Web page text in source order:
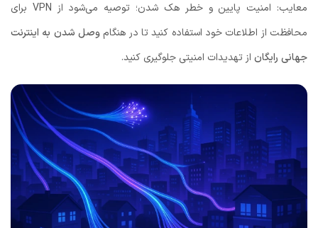
معایب: امنیت پایین و خطر هک شدن؛ توصیه می‌شود از VPN برای
محافظت از اطلاعات خود استفاده کنید تا در هنگام وصل شدن به اینترنت
جهانی رایگان از تهدیدات امنیتی جلوگیری کنید.